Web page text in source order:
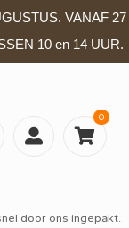
VANAF 27
10 en 14 UUR.
0
door ons ingepakt.